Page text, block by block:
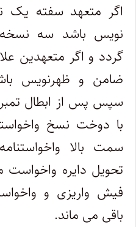
اگر متعهد سفته یک
نویس باشد سه نسخه
گردد و اگر متعهدین
ضامن و ظهرنویس
با دوخت نسخ
سمت بالا
تحویل دایره
فیش واریزی و
باقی می ماند.